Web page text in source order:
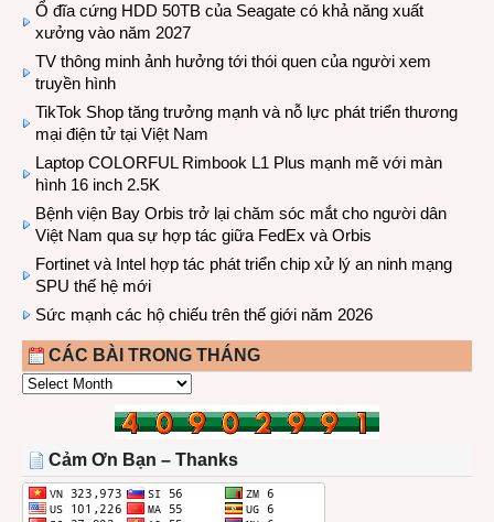
Ổ đĩa cứng HDD 50TB của Seagate có khả năng xuất
xưởng vào năm 2027
TV thông minh ảnh hưởng tới thói quen của người xem
truyền hình
TikTok Shop tăng trưởng mạnh và nỗ lực phát triển thương
mại điện tử tại Việt Nam
Laptop COLORFUL Rimbook L1 Plus mạnh mẽ với màn
hình 16 inch 2.5K
Bệnh viện Bay Orbis trở lại chăm sóc mắt cho người dân
Việt Nam qua sự hợp tác giữa FedEx và Orbis
Fortinet và Intel hợp tác phát triển chip xử lý an ninh mạng
SPU thế hệ mới
Sức mạnh các hộ chiếu trên thế giới năm 2026
CÁC BÀI TRONG THÁNG
CÁC
THÁNG
Cảm Ơn Bạn – Thanks